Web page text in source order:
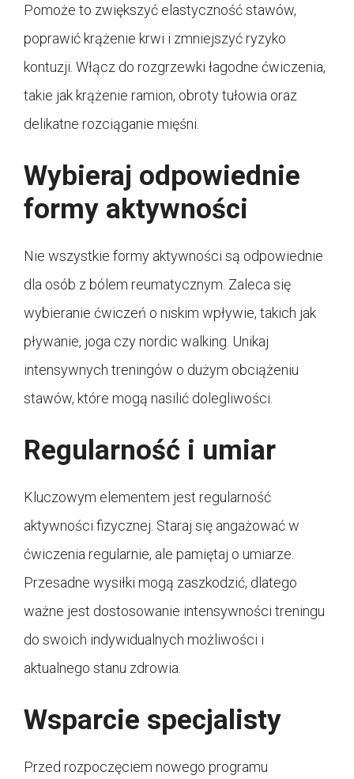
Pomoże to zwiększyć elastyczność stawów,
poprawić krążenie krwi i zmniejszyć ryzyko
kontuzji. Włącz do rozgrzewki łagodne ćwiczenia,
takie jak krążenie ramion, obroty tułowia oraz
delikatne rozciąganie mięśni.
Wybieraj odpowiednie
formy aktywności
Nie wszystkie formy aktywności są odpowiednie
dla osób z bólem reumatycznym. Zaleca się
wybieranie ćwiczeń o niskim wpływie, takich jak
pływanie, joga czy nordic walking. Unikaj
intensywnych treningów o dużym obciążeniu
stawów, które mogą nasilić dolegliwości.
Regularność i umiar
Kluczowym elementem jest regularność
aktywności fizycznej. Staraj się angażować w
ćwiczenia regularnie, ale pamiętaj o umiarze.
Przesadne wysiłki mogą zaszkodzić, dlatego
ważne jest dostosowanie intensywności treningu
do swoich indywidualnych możliwości i
aktualnego stanu zdrowia.
Wsparcie specjalisty
Przed rozpoczęciem nowego programu